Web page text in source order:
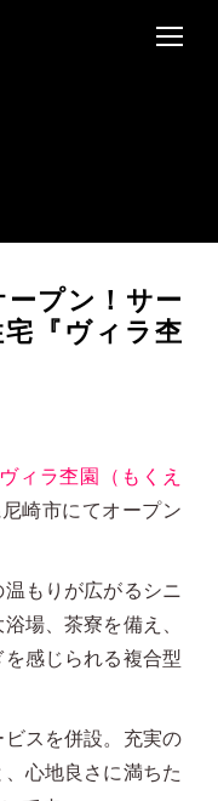
ープン！サー
『ヴィラ杢
ヴィラ杢園（もくえ
崎市にてオープン
温もりが広がるシニ
場、茶寮を備え、
感じられる複合型
スを併設。充実の
心地良さに満ちた